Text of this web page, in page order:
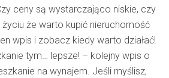
ceny są wystarczająco niskie, czy
że warto kupić nieruchomość
wpis i zobacz kiedy warto działać!
tym… lepsze! – kolejny wpis o
na wynajem. Jeśli myślisz,